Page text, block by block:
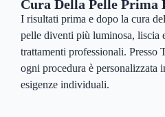
Cura Della Pelle Prima
I risultati prima e dopo la cura
pelle diventi più luminosa, liscia
trattamenti professionali. Presso
ogni procedura è personalizzata
esigenze individuali.